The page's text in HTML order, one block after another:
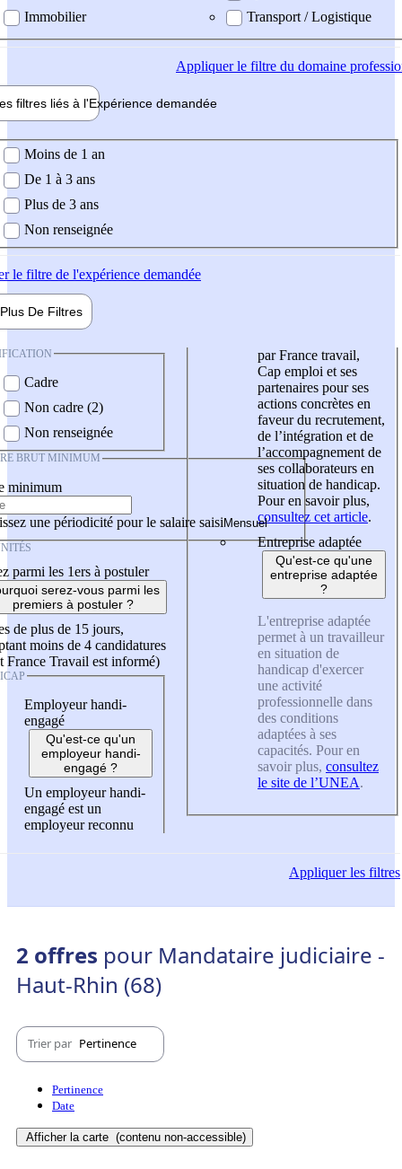
Immobilier
Transport / Logistique
Appliquerle filtre du domaine
filtres liés à l'Expérience demandée
demandée
Moins de 1 an
De 1 à 3 ans
Plus de 3 ans
Non renseignée
le filtre de l'expérience demandée
Plus De Filtres
Cadre
Non cadre (2)
Non renseignée
BRUT MINIMUM
minimum
une périodicité pour le salaire saisi
parmi les 1ers à postuler
serez-vous parmi les
premiers à postuler ?
de plus de 15 jours,
moins de 4 candidatures
France Travail est informé)
Employeur handi-
engagé
Qu'est-ce qu'un
employeur handi-
engagé ?
Un employeur handi-
engagé est un
employeur reconnu
par France travail,
Cap emploi et ses
partenaires pour ses
actions concrètes en
faveur du recrutement,
de l’intégration et de
l’accompagnement de
ses collaborateurs en
situation de handicap.
Pour en savoir plus,
consultez cet article.
Entreprise adaptée
Qu'est-ce qu'une
entreprise adaptée
?
L'entreprise adaptée
permet à un travailleur
en situation de
handicap d'exercer
une activité
professionnelle dans
des conditions
adaptées à ses
capacités. Pour en
savoir plus, consultez
le site de l’UNEA.
Appliquerles filtres
2 offres pour Mandataire judiciaire -
Haut-Rhin (68)
Trier par Pertinence
Pertinence
Date
Afficher la carte (contenu non-accessible)